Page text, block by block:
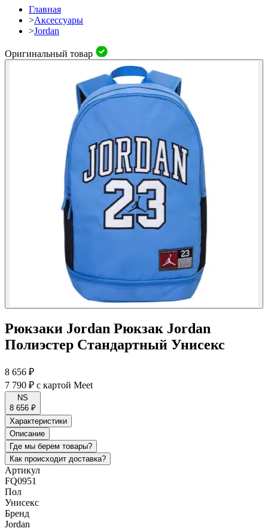
Главная
>Аксессуары
>Jordan
Оригинальный товар
Рюкзаки Jordan Рюкзак Jordan
Полиэстер Стандартный Унисекс
8 656 ₽
7 790 ₽ с картой Meet
NS
8 656 ₽
Характеристики
Описание
Где мы берем товары?
Как происходит доставка?
Артикул
FQ0951
Пол
Унисекс
Бренд
Jordan